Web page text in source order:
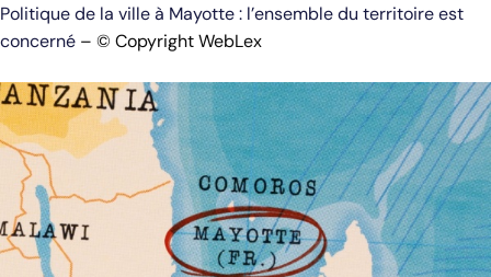
Politique de la ville à Mayotte : l’ensemble du territoire est
concerné – © Copyright WebLex